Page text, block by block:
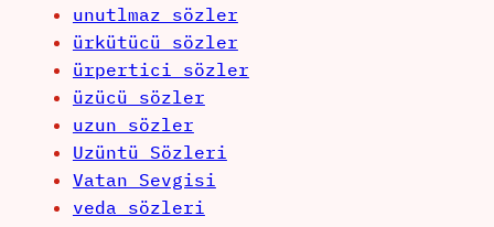
unutlmaz sözler
ürkütücü sözler
ürpertici sözler
üzücü sözler
uzun sözler
Uzüntü Sözleri
Vatan Sevgisi
veda sözleri